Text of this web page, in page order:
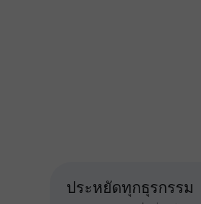
ประหยัดทุกธุรกรรม